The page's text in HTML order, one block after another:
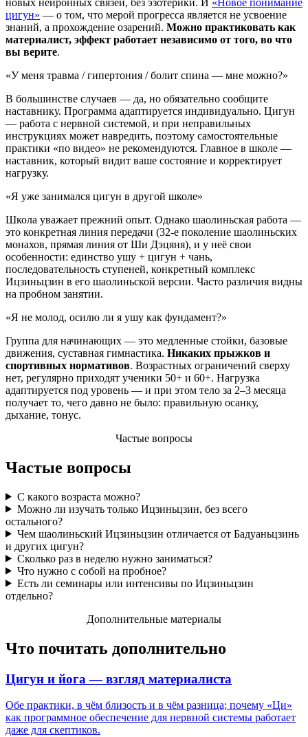
цигун» — о том, что мерой прогресса является не усвоение
знаний, а прохождение озарений. Можно практиковать как
материалист, эффект работает независимо от того, во что
вы верите.
«У меня травма / гипертония / болит спина — мне можно?»
В большинстве случаев — да, но обязательно сообщите
наставнику. Программа адаптируется индивидуально. Цигун
— работа с нервной системой, и при неправильных
инструкциях может навредить, поэтому самостоятельные
практики «по видео» не рекомендуются. Главное в школе —
наставник, который видит ваше состояние и корректирует
нагрузку.
«Я уже занимался цигун в другой школе»
Школа уважает прежний опыт. Однако шаолиньская работа —
это конкретная линия передачи (32-е поколение шаолиньских
монахов, прямая линия от Ши Дэцяня), и у неё свои
особенности: единство ушу + цигун + чань,
последовательность ступеней, конкретный комплекс
Ицзиньцзин в его шаолиньской версии. Часто различия видны
на пробном занятии.
«Я не молод, осилю ли я ушу как фундамент?»
Группа для начинающих — это медленные стойки, базовые
движения, суставная гимнастика. Никаких прыжков и
спортивных нормативов. Возрастных ограничений сверху
нет, регулярно приходят ученики 50+ и 60+. Нагрузка
адаптируется под уровень — и при этом тело за 2–3 месяца
получает то, чего давно не было: правильную осанку,
дыхание, тонус.
Частые вопросы
Частые вопросы
С какого возраста можно?
Можно ли изучать только Ицзиньцзин, без всего
остального?
Чем шаолиньский Ицзиньцзин отличается от Бадуаньцзинь
и других цигун?
Сколько раз в неделю нужно заниматься?
Что нужно с собой на пробное?
Есть ли семинары или интенсивы по Ицзиньцзин
отдельно?
Дополнительные материалы
Что почитать дополнительно
Цигун и йога — взгляд материалиста
Обе практики, в чём близость и в чём разница; почему «Ци»
как программное обеспечение для нервной системы работает
даже для скептиков.